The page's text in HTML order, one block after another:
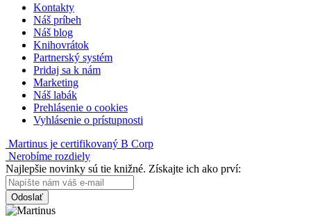
Kontakty
Náš príbeh
Náš blog
Knihovrátok
Partnerský systém
Pridaj sa k nám
Marketing
Náš labák
Prehlásenie o cookies
Vyhlásenie o prístupnosti
Martinus je certifikovaný B Corp
Nerobíme rozdiely
Najlepšie novinky sú tie knižné. Získajte ich ako prví:
Odoslať